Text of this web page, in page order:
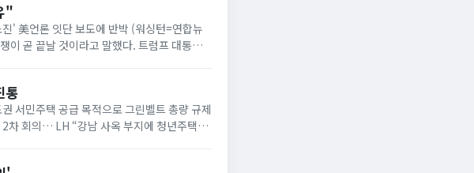
"
' 美언론 잇단 보도에 반박 (워싱턴=연합뉴
이 곧 끝날 것이라고 말했다. 트럼프 대통령
통
서민주택 공급 목적으로 그린벨트 총량 규제
차 회의… LH “강남 사옥 부지에 청년주택”